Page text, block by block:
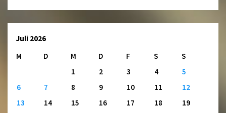
Juli 2026
M
D M D F S
S
1
2 3 4
5
6
7 8 9 10 11
12
13
14 15 16 17 18
19